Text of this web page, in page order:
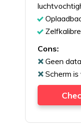
Cons:
Geen
Scherm is